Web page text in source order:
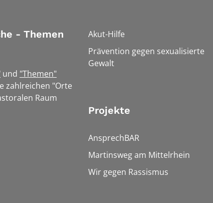
- Themen
und "Themen"
zahlreichen "Orte
Raum
Akut-Hilfe
Prävention gegen sexualisierte
Gewalt
Projekte
AnsprechBAR
Martinsweg am Mittelrhein
Wir gegen Rassismus